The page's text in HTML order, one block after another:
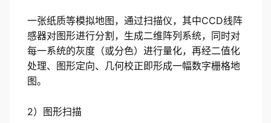
一张纸质等模拟地图，通过扫描仪，其中CCD线阵
感器对图形进行分割，生成二维阵列系统，同时对
每一系统的灰度（或分色）进行量化，再经二值化
处理、图形定向、几何校正即形成一幅数字栅格地
图。
2）图形扫描